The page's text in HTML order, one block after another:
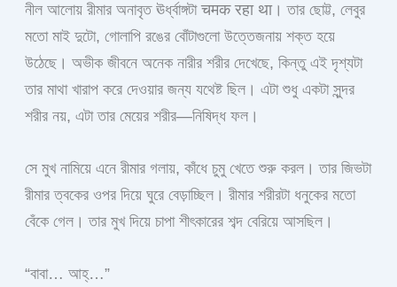
নীল আলোয় রীমার অনাবৃত ঊর্ধ্বাঙ্গটা चमक रहा था। তার ছোট্ট, লেবুর
মতো মাই দুটো, গোলাপি রঙের বোঁটাগুলো উত্তেজনায় শক্ত হয়ে
উঠেছে। অভীক জীবনে অনেক নারীর শরীর দেখেছে, কিন্তু এই দৃশ্যটা
তার মাথা খারাপ করে দেওয়ার জন্য যথেষ্ট ছিল। এটা শুধু একটা সুন্দর
শরীর নয়, এটা তার মেয়ের শরীর—নিষিদ্ধ ফল।
সে মুখ নামিয়ে এনে রীমার গলায়, কাঁধে চুমু খেতে শুরু করল। তার জিভটা
রীমার ত্বকের ওপর দিয়ে ঘুরে বেড়াচ্ছিল। রীমার শরীরটা ধনুকের মতো
বেঁকে গেল। তার মুখ দিয়ে চাপা শীৎকারের শব্দ বেরিয়ে আসছিল।
“বাবা… আহ্…”